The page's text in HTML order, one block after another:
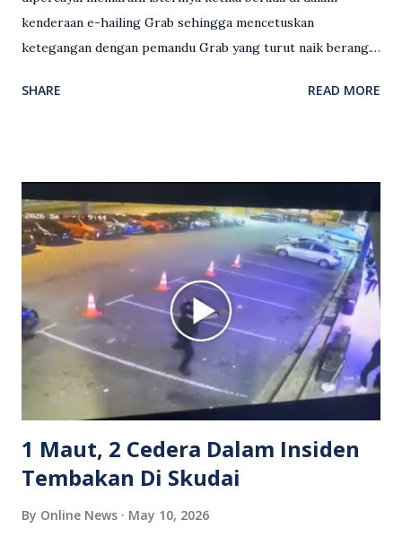
kenderaan e-hailing Grab sehingga mencetuskan
ketegangan dengan pemandu Grab yang turut naik berang.
antara seorang lelaki warga asing dengan pemandu Grab
Grab bertindak mempertahankan wanita terbabit sebelum
berlaku pertikaman lidah antara kedua-dua pihak. Video
berkenaan kini tular di media sosial dan mendapat pelbagai
reaksi orang ramai. Antara komen orang awam yang tular di
media sosial mengenai insiden tersebut ialah ramai yang
meluahkan rasa marah terhadap tindakan lelaki berkenaan
serta memuji pemandu Grab kerana campur tangan.
Sebahagian netizen turut meminta pihak berkuasa
mengambil tindakan tegas, manakala ada yang bersimpati
terhadap wanita dipercayai menjadi mangs...
SHARE READ MORE
1 Maut, 2 Cedera Dalam Insiden
Tembakan Di Skudai
By Online News May 10, 2026